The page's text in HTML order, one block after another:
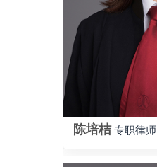
陈培桔 专职律师